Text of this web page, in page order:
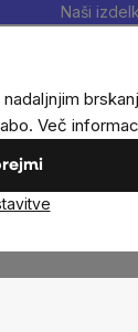
Več
Naši
dopolnila
Epigemic®